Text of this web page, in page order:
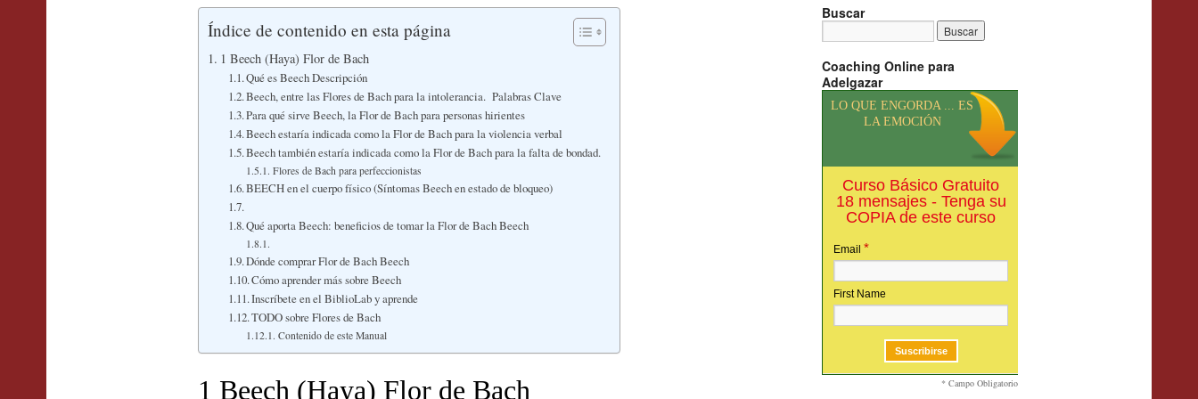
Índice de contenido en esta página
1 Beech (Haya) Flor de Bach
Qué es Beech Descripción
Beech, entre las Flores de Bach para la intolerancia. Palabras Clave
Para qué sirve Beech, la Flor de Bach para personas hirientes
Beech estaría indicada como la Flor de Bach para la violencia verbal
Beech también estaría indicada como la Flor de Bach para la falta de bondad.
Flores de Bach para perfeccionistas
BEECH en el cuerpo físico (Síntomas Beech en estado de bloqueo)
Qué aporta Beech: beneficios de tomar la Flor de Bach Beech
Dónde comprar Flor de Bach Beech
Cómo aprender más sobre Beech
Inscríbete en el BiblioLab y aprende
TODO sobre Flores de Bach
Contenido de este Manual
1 Beech (Haya) Flor de Bach
Buscar
Coaching Online para
Adelgazar
LO QUE ENGORDA ... ES
LA EMOCIÓN
Curso Básico Gratuito
18 mensajes - Tenga su
COPIA de este curso
Email *
First Name
* Campo Obligatorio